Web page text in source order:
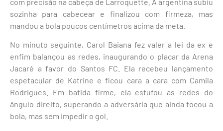
sozinha para cabecear e finalizou com firmeza, mas
mandou a bola poucos centímetros acima da meta.
No minuto seguinte, Carol Baiana fez valer a lei da ex e
enfim balançou as redes, inaugurando o placar da Arena
Jacaré a favor do Santos FC. Ela recebeu lançamento
espetacular de Katrine e ficou cara a cara com Camila
Rodrigues. Em batida firme, ela estufou as redes do
ângulo direito, superando a adversária que ainda tocou a
bola, mas sem impedir o gol.